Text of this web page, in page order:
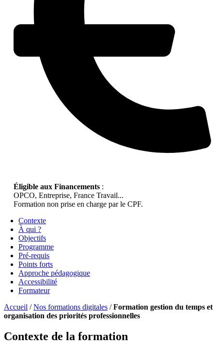
Éligible aux Financements :
OPCO, Entreprise, France Travail...
Formation non prise en charge par le CPF.
Contexte
À qui ?
Objectifs
Programme
Pré-requis
Points forts
Approche pédagogique
Accessibilité
Formateur
Accueil /Nos formations digitales /Formation gestion du temps et
organisation des priorités professionnelles
Contexte de la formation